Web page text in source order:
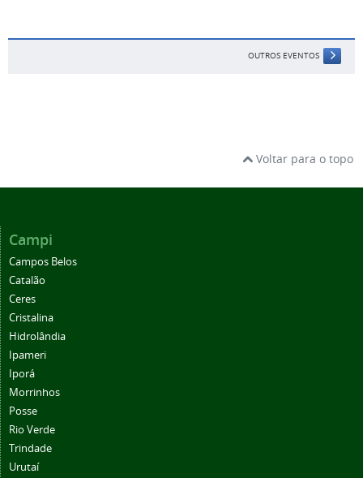
OUTROS EVENTOS
Voltar para o topo
Campi
Campos Belos
Catalão
Ceres
Cristalina
Hidrolândia
Ipameri
Iporá
Morrinhos
Posse
Rio Verde
Trindade
Urutaí